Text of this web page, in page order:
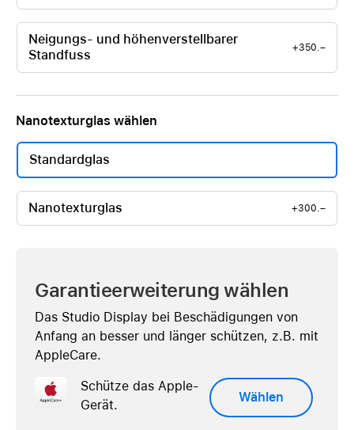
Neigungs- und höhenverstellbarer
Standfuss
+350.–
Nanotexturglas wählen
Standardglas
Nanotexturglas +300.–
Garantieerweiterung wählen
Das Studio Display bei Beschädigungen von
Anfang an besser und länger schützen, z.B. mit
AppleCare.
Schütze das Apple-
Gerät.
Wählen